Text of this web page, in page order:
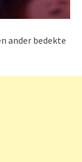
ander bedekte